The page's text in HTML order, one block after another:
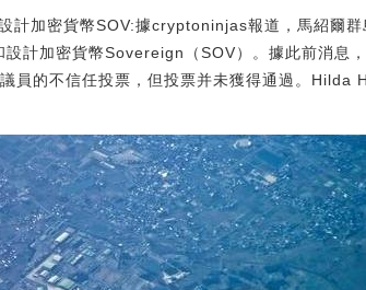
計加密貨幣SOV:據cryptoninjas報道，馬紹爾
計加密貨幣Sovereign（SOV）。據此前消息
員的不信任投票，但投票并未獲得通過。Hilda